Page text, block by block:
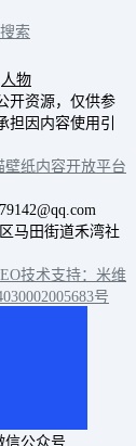
索
人物
开资源，仅供参
担因内容使用引
壁纸内容开放平台
马田街道禾湾社
技术支持：米维
号
信公众号